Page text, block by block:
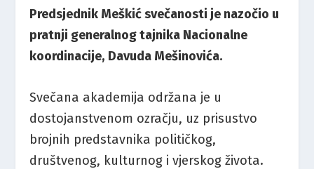
Predsjednik Meškić svečanosti je nazočio u
pratnji generalnog tajnika Nacionalne
koordinacije, Davuda Mešinovića.
Svečana akademija održana je u
dostojanstvenom ozračju, uz prisustvo
brojnih predstavnika političkog,
društvenog, kulturnog i vjerskog života.